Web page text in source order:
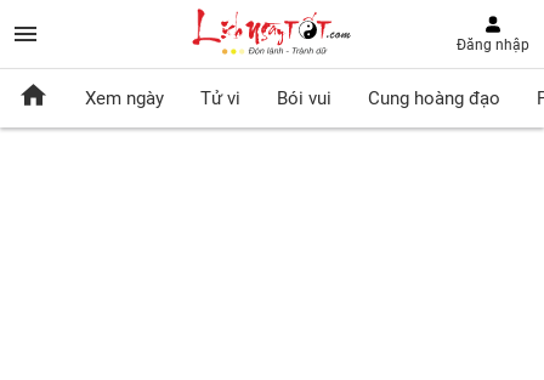
Đăng nhập
Xem ngày Tử vi Bói vui Cung hoàng đạo